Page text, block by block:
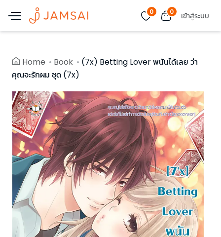
0 0 เข้าสู่ระบบ
Home Book
(7x) Betting Lover พนันได้เลย ว่า
คุณจะรักผม ชุด (7x)